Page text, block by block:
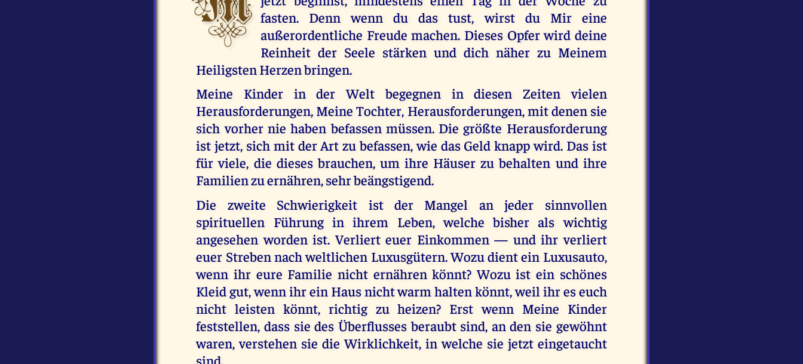
fasten. Denn wenn du das tust, wirst du Mir eine
außerordentliche Freude machen. Dieses Opfer wird deine
Reinheit der Seele stärken und dich näher zu Meinem
Heiligsten Herzen bringen.
Meine Kinder in der Welt begegnen in diesen Zeiten vielen
Herausforderungen, Meine Tochter, Herausforderungen, mit denen sie
sich vorher nie haben befassen müssen. Die größte Herausforderung
ist jetzt, sich mit der Art zu befassen, wie das Geld knapp wird. Das ist
für viele, die dieses brauchen, um ihre Häuser zu behalten und ihre
Familien zu ernähren, sehr beängstigend.
Die zweite Schwierigkeit ist der Mangel an jeder sinnvollen
spirituellen Führung in ihrem Leben, welche bisher als wichtig
angesehen worden ist. Verliert euer Einkommen — und ihr verliert
euer Streben nach weltlichen Luxusgütern. Wozu dient ein Luxusauto,
wenn ihr eure Familie nicht ernähren könnt? Wozu ist ein schönes
Kleid gut, wenn ihr ein Haus nicht warm halten könnt, weil ihr es euch
nicht leisten könnt, richtig zu heizen? Erst wenn Meine Kinder
feststellen, dass sie des Überflusses beraubt sind, an den sie gewöhnt
waren, verstehen sie die Wirklichkeit, in welche sie jetzt eingetaucht
sind.